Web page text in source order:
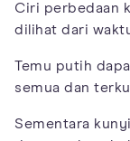
Ciri perbedaan
dilihat dari
Temu putih
semua dan
Sementara